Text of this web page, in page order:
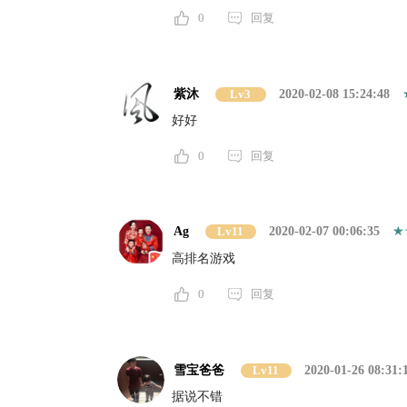
0 回复
紫沐 Lv3
2020-02-08 15:24:48
好好
0 回复
Ag Lv11
2020-02-07 00:06:35
高排名游戏
0 回复
雪宝爸爸 Lv11
2020-01-26
据说不错